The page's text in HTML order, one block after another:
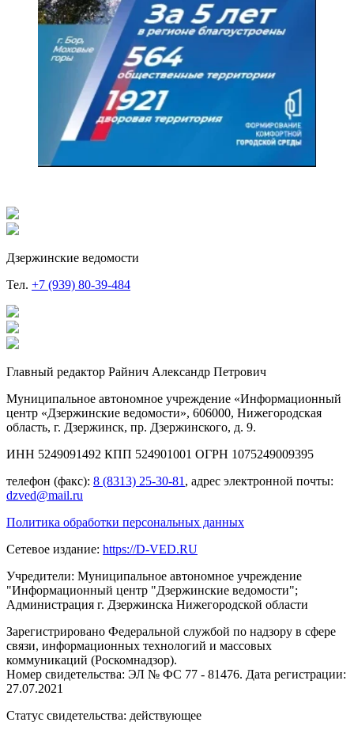
Дзержинские ведомости
Тел. +7 (939) 80-39-484
Главный редактор Райнич Александр Петрович
Муниципальное автономное учреждение «Информационный
центр «Дзержинские ведомости», 606000, Нижегородская
область, г. Дзержинск, пр. Дзержинского, д. 9.
ИНН 5249091492 КПП 524901001 ОГРН 1075249009395
телефон (факс): 8 (8313) 25-30-81 , адрес электронной почты:
dzved@mail.ru
Политика обработки персональных данных
Сетевое издание: https://D-VED.RU
Учредители: Муниципальное автономное учреждение
"Информационный центр "Дзержинские ведомости";
Администрация г. Дзержинска Нижегородской области
Зарегистрировано Федеральной службой по надзору в сфере
связи, информационных технологий и массовых
коммуникаций (Роскомнадзор).
Номер свидетельства: ЭЛ № ФС 77 - 81476. Дата регистрации:
27.07.2021
Статус свидетельства: действующее